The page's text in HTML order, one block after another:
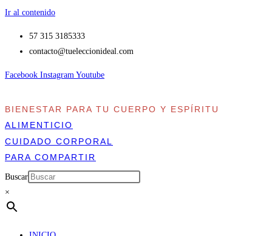
Ir al contenido
57 315 3185333
contacto​@tueleccionideal.com
Facebook Instagram Youtube
BIENESTAR PARA TU CUERPO Y ESPÍRITU
ALIMENTICIO
CUIDADO CORPORAL
PARA COMPARTIR
Buscar
×